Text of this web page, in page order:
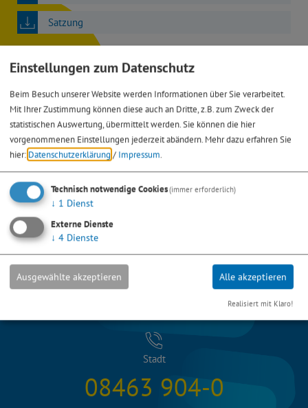
Satzung
Stadt
08463 904-0
Einstellungen zum Datenschutz
Beim Besuch unserer Website werden Informationen über Sie verarbeitet.
Mit Ihrer Zustimmung können diese auch an Dritte, z.B. zum Zweck der
statistischen Auswertung, übermittelt werden. Sie können die hier
vorgenommenen Einstellungen jederzeit abändern. Mehr dazu erfahren Sie
hier: Datenschutzerklärung / Impressum
Technisch notwendige Cookies(immer erforderlich)
↓ 1 Dienst
Externe Dienste
↓ 4 Dienste
Ausgewählte akzeptieren Alle akzeptieren
Realisiert mit Klaro!